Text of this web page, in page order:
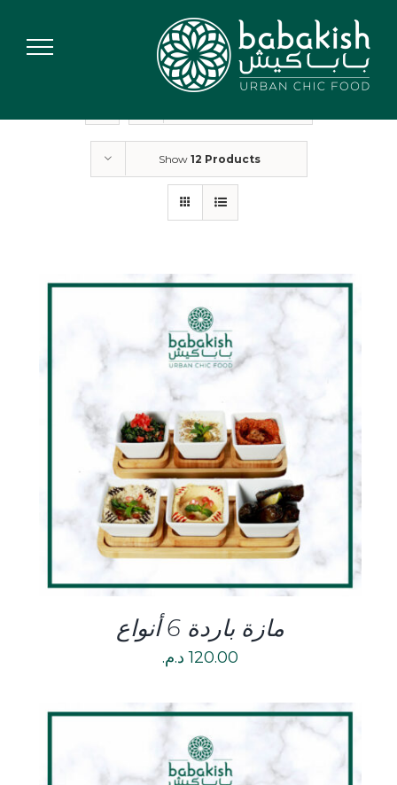
content
Show 12 Products
DETAILS
مازة باردة 6 أنواع
120.00 د.م.